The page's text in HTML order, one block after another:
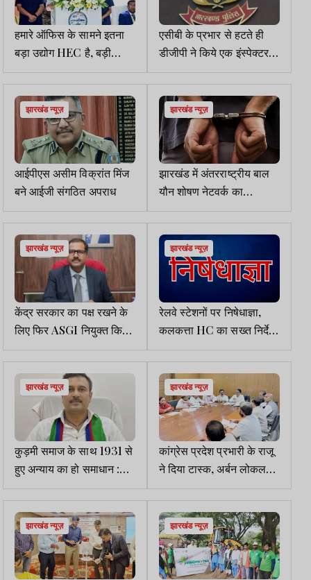
हमारे ऑफिस के सामने इतना
बड़ा उद्योग HEC है, बड़ी
तकलीफ होती है इसे डूबते
देखते हुएः CM
एसीबी के प्रभार से हटते ही
डीजीपी ने किये एक इंस्पेक्टर व
छह सिपाही का तबादला
झारखंड न्यूज़
आईपीएस असीम विक्रांत मिंज
बने आईजी संगठित अपराध
झारखंड न्यूज़
झारखंड में अंतरराष्ट्रीय बाल
यौन शोषण नेटवर्क का
पर्दाफाश, दो गिरफ्तार
झारखंड न्यूज़
केंद्र सरकार का पक्ष रखने के
लिए फिर ASGI नियुक्त किए
गए प्रशांत पल्लव
झारखंड न्यूज़
रेलवे स्टेशनों पर निषेधाज्ञा,
कलकत्ता HC का सख्त निर्देश,
आंदोलन हो शांतिपूर्ण
झारखंड न्यूज़
कुड़मी समाज के साथ 1931 से
हुए अन्याय का हो समाधान :
सुदेश महतो
झारखंड न्यूज़
कांग्रेस प्रदेश प्रभारी के राजू
ने दिया टास्क, अर्बन लोकल
बॉडी का काम अक्टूबर तक करें
पूरा
झारखंड न्यूज़ झारखंड न्यूज़